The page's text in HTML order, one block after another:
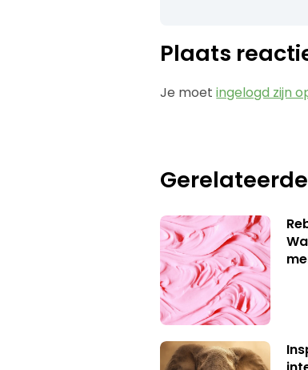
Plaats
Je moetingelogd zijn